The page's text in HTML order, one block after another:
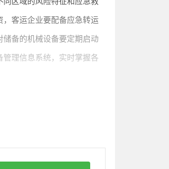
客运企业要配备应急转运
备的机械设备要定期启动
理信息系统，实时掌握各
置，较大以上突发事件由
续报进展。一般突发事件